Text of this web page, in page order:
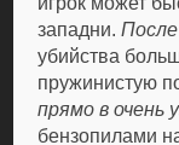
западни.
убийства
пружинистую
прямо в очень
бензопилами